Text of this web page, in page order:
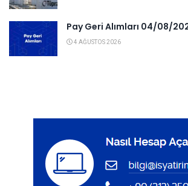
Pay Geri Alımları 04/08/
4 AĞUSTOS 2026